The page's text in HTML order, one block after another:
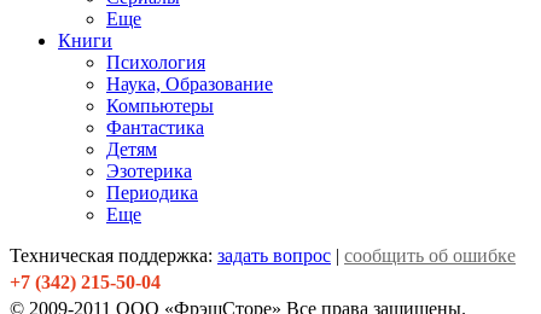
Еще
Книги
Психология
Наука, Образование
Компьютеры
Фантастика
Детям
Эзотерика
Периодика
Еще
Техническая поддержка: задать вопрос | сообщить об ошибке
+7 (342) 215-50-04
© 2009-2011 ООО «ФрэшСторе» Все права защищены.